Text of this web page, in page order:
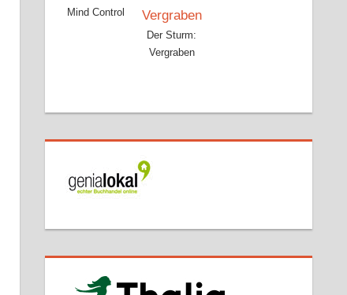
Mind Control
Der Sturm:
Vergraben